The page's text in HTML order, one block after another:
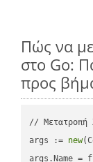
Πώς να
στο Go:
προς
// Μετατροπή
args := new
args.Name =